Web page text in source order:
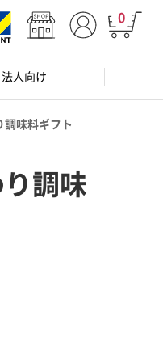
0
法人向け
味料ギフト
調味